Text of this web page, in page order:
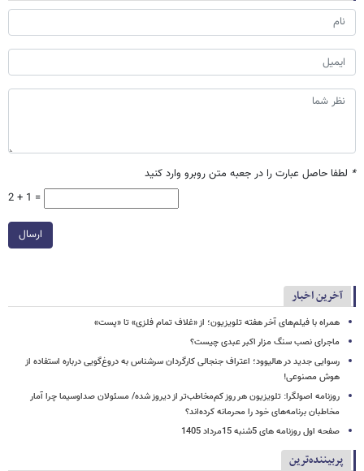
* لطفا حاصل عبارت را در جعبه متن روبرو وارد کنید
2 + 1 =
ارسال
آخرین اخبار
همراه با فیلم‌های آخر هفته تلویزیون؛ از «غلاف تمام فلزی» تا «پست»
ماجرای نصب سنگ مزار اکبر عبدی چیست؟
رسوایی جدید در هالیوود؛ اعتراف جنجالی کارگردان سرشناس به دروغ‌گویی درباره استفاده از
هوش مصنوعی!
روزنامه اصولگرا: تلویزیون هر روز کم‌مخاطب‌تر از دیروز شده/ مسئولان صداوسیما چرا آمار
مخاطبان برنامه‌های خود را محرمانه کرده‌اند؟
صفحه اول روزنامه های 5شنبه 15مرداد 1405
پربیننده‌ترین